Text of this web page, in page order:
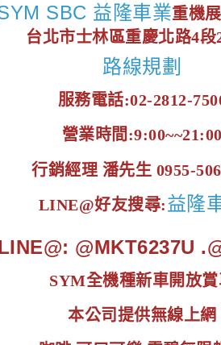
SBC 益隆車業重機
台北市士林區重慶北路4段
路線規劃
服務電話:02-2812-
營業時間:9:00~~21:00
行銷經理 潘先生 0955-
LINE@好友搜尋:益隆
@MKT6237U
SYM全機種新車開放
本公司提供無線上網